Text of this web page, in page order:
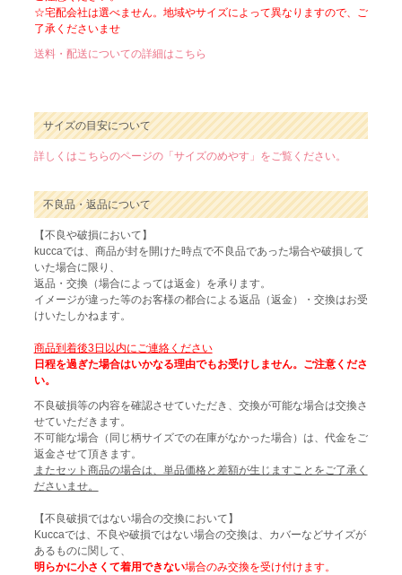
☆宅配会社は選べません。地域やサイズによって異なりますので、ご
了承くださいませ
送料・配送についての詳細はこちら
サイズの目安について
詳しくはこちらのページの「サイズのめやす」をご覧ください。
不良品・返品について
【不良や破損において】
kuccaでは、商品が封を開けた時点で不良品であった場合や破損して
いた場合に限り、
返品・交換（場合によっては返金）を承ります。
イメージが違った等のお客様の都合による返品（返金）・交換はお受
けいたしかねます。
商品到着後3日以内にご連絡ください
日程を過ぎた場合はいかなる理由でもお受けしません。ご注意くださ
い。
不良破損等の内容を確認させていただき、交換が可能な場合は交換さ
せていただきます。
不可能な場合（同じ柄サイズでの在庫がなかった場合）は、代金をご
返金させて頂きます。
またセット商品の場合は、単品価格と差額が生じますことをご了承く
ださいませ。
【不良破損ではない場合の交換において】
Kuccaでは、不良や破損ではない場合の交換は、カバーなどサイズが
あるものに関して、
明らかに小さくて着用できない場合のみ交換を受け付けます。